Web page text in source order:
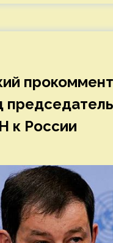
к России